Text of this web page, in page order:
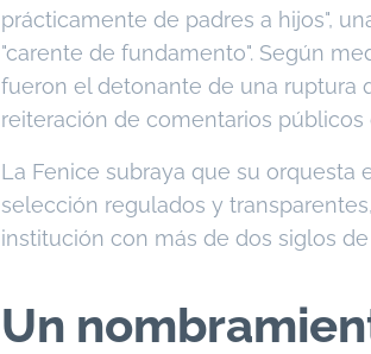
prácticamente de padres a hijos",
"carente de fundamento". Según
fueron el detonante de una ruptura
reiteración de comentarios públicos
La Fenice subraya que su orquesta
selección regulados y
institución con más de dos siglos de
Un